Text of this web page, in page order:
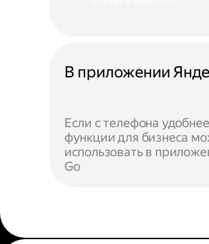
В приложении
Если с телефона
функции для бизнеса
использовать в
Go